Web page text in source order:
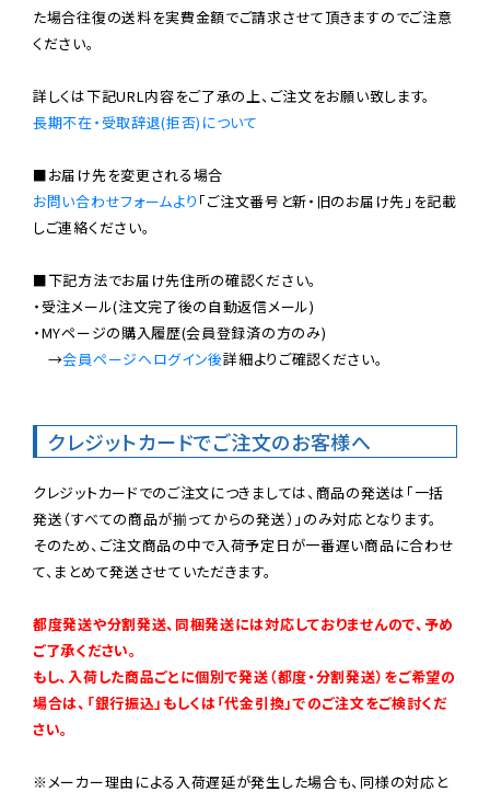
た場合往復の送料を実費金額でご請求させて頂きますのでご注意
ください。
長期不在・受取辞退(拒否)について
お問い合わせフォームより 「ご注文番号と新・旧のお届け先」を記載
しご連絡ください。
■下記方法でお届け先住所の確認ください。
・受注メール(注文完了後の自動返信メール)
・MYページの購入履歴(会員登録済の方のみ)
→会員ページへログイン後詳細よりご確認ください。
クレジットカードでご注文のお客様へ
クレジットカードでのご注文につきましては、商品の発送は「一括
発送（すべての商品が揃ってからの発送）」のみ対応となります。
そのため、ご注文商品の中で入荷予定日が一番遅い商品に合わせ
て、まとめて発送させていただきます。
都度発送や分割発送、同梱発送には対応しておりませんので、予め
ご了承ください。
もし、入荷した商品ごとに個別で発送（都度・分割発送）をご希望の
場合は、「銀行振込」もしくは「代金引換」でのご注文をご検討くだ
さい。
※メーカー理由による入荷遅延が発生した場合も、同様の対応と